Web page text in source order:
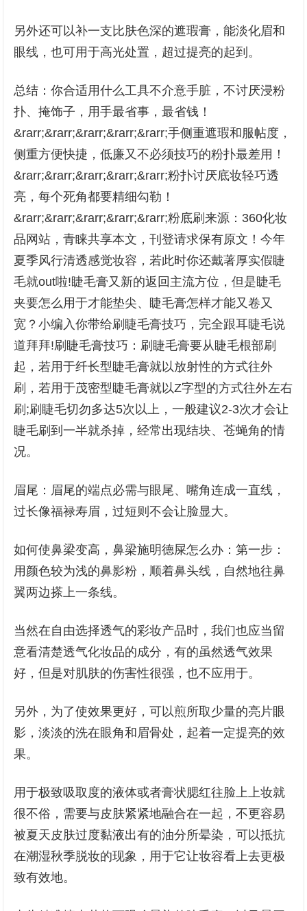
另外还可以补一支比肤色深的遮瑕膏，能淡化眉和
眼线，也可用于高光处置，超过提亮的起到。
总结：你合适用什么工具不介意手脏，不讨厌浸粉
扑、掩饰子，用手最省事，最省钱！
&rarr;&rarr;&rarr;&rarr;&rarr;手侧重遮瑕和服帖度，
侧重方便快捷，低廉又不必须技巧的粉扑最差用！
&rarr;&rarr;&rarr;&rarr;&rarr;粉扑讨厌底妆轻巧透
亮，每个死角都要精细勾勒！
&rarr;&rarr;&rarr;&rarr;&rarr;粉底刷来源：360化妆
品网站，青睐共享本文，刊登请求保有原文！今年
夏季风行清透感觉妆容，若此时你还戴著厚实假睫
毛就out啦!睫毛膏又新的返回主流方位，但是睫毛
夹要怎么用于才能垫尖、睫毛膏怎样才能又卷又
宽？小编入你带给刷睫毛膏技巧，完全跟耳睫毛说
道拜拜!刷睫毛膏技巧：刷睫毛膏要从睫毛根部刷
起，若用于纤长型睫毛膏就以放射性的方式往外
刷，若用于茂密型睫毛膏就以Z字型的方式往外左右
刷;刷睫毛切勿多达5次以上，一般建议2-3次才会让
睫毛刷到一半就杀掉，经常出现结块、苍蝇角的情
况。
眉尾：眉尾的端点必需与眼尾、嘴角连成一直线，
过长像福禄寿眉，过短则不会让脸显大。
如何使鼻梁变高，鼻梁施明德屎怎么办：第一步：
用颜色较为浅的鼻影粉，顺着鼻头线，自然地往鼻
翼两边搽上一条线。
当然在自由选择透气的彩妆产品时，我们也应当留
意看清楚透气化妆品的成分，有的虽然透气效果
好，但是对肌肤的伤害性很强，也不应用于。
另外，为了使效果更好，可以煎所取少量的亮片眼
影，淡淡的洗在眼角和眉骨处，起着一定提亮的效
果。
用于极致吸取度的液体或者膏状腮红往脸上上妆就
很不俗，需要与皮肤紧紧地融合在一起，不更容易
被夏天皮肤过度黏液出有的油分所晕染，可以抵抗
在潮湿秋季脱妆的现象，用于它让妆容看上去更极
致有效地。